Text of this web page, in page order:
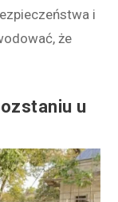
i
że
u